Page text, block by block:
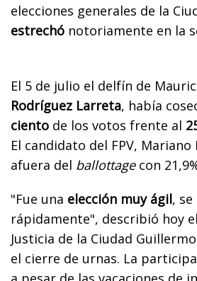
elecciones generales de la
estrechó notoriamente en la
El 5 de julio el delfín de
Rodríguez Larreta, había
ciento de los votos frente al
El candidato del FPV, Mariano
afuera del ballottagecon
"Fue una elección muy ágil,
rápidamente", describió hoy
Justicia de la Ciudad
el cierre de urnas. La